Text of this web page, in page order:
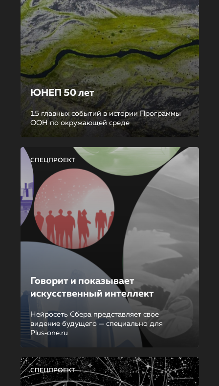
ЮНЕП 50 лет
15 главных событий в истории Программы
ООН по окружающей среде
СПЕЦПРОЕКТ
Говорит и показывает
искусственный интеллект
Нейросеть Сбера представляет свое
видение будущего — специально для
Plus‑one.ru
СПЕЦПРОЕКТ